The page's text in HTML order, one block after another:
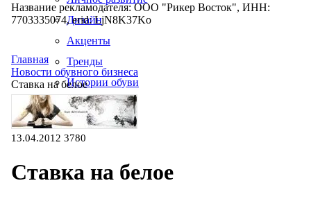
Дизайн
Акценты
Тренды
Истории обуви
Производство
Название рекламодателя: ООО "Рикер Восток", ИНН:
7703335074, erid: LjN8K37Ko
Главная
Новости обувного бизнеса
Ставка на белое
13.04.2012 3780
Ставка на белое